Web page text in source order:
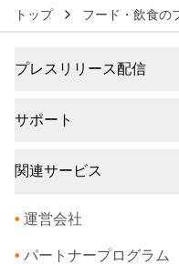
トップ フード・飲食の
プレスリリース配信
サポート
関連サービス
• 運営会社
• パートナープログラム